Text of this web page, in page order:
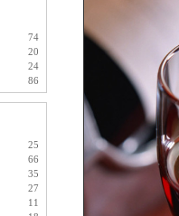
74
20
24
86
25
66
35
27
11